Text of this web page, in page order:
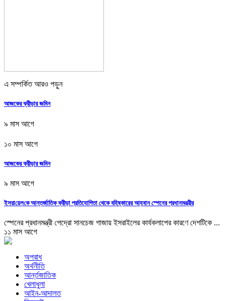
এ সম্পর্কিত আরও পড়ুন
আজকের ক্রীড়ার জমিন
৯ মাস আগে
১০ মাস আগে
আজকের ক্রীড়ার জমিন
৯ মাস আগে
ইসরা‌য়েল‌কে আন্তর্জাতিক ক্রীড়া প্রতিযোগিতা থেকে বহিষ্কারের আহ্বান স্পেনের প্রধানমন্ত্রীর
স্পেনের প্রধানমন্ত্রী পেদ্রো সানচেজ গাজায় ইসরাইলের কার্যকলাপের কারণে দেশটিকে ...
১১ মাস আগে
অপরাধ
অর্থনীতি
আর্ন্তজাতিক
খেলাধুলা
আইন-আদালত